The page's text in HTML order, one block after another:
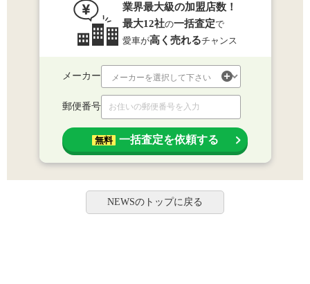
業界最大級の加盟店数！
最大12社の一括査定で
愛車が高く売れるチャンス
メーカー
郵便番号
無料 一括査定を依頼する
NEWSのトップに戻る